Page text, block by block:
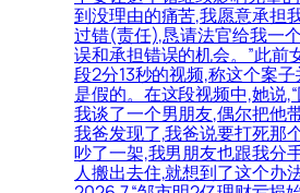
到没理由的痛苦,我愿意承担
过错(责任),恳请法官给我一
误和承担错误的机会。”此前
段2分13秒的视频,称这个案
是假的。在这段视频中,她说
我谈了一个男朋友,偶尔把他
我爸发现了,我爸说要打死那
吵了一架,我男朋友也跟我分
人搬出去住,就想到了这个办